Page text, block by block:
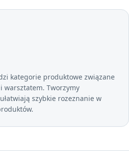
kategorie produktowe związane
warsztatem. Tworzymy
szybkie rozeznanie w